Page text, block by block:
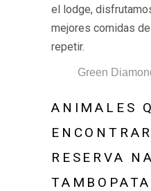
el lodge,
mejores comidas
repetir.
Green
ANIMALES
RESERVA
TAMBOPATA